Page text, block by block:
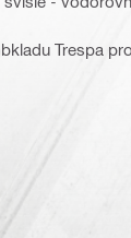
Trespa